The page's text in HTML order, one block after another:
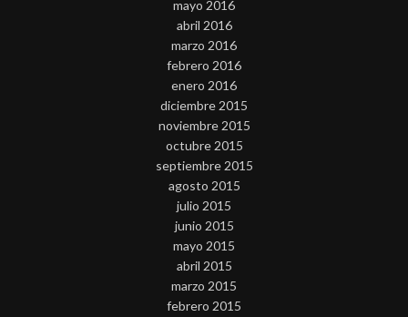
mayo 2016
abril 2016
marzo 2016
febrero 2016
enero 2016
diciembre 2015
noviembre 2015
octubre 2015
septiembre 2015
agosto 2015
julio 2015
junio 2015
mayo 2015
abril 2015
marzo 2015
febrero 2015